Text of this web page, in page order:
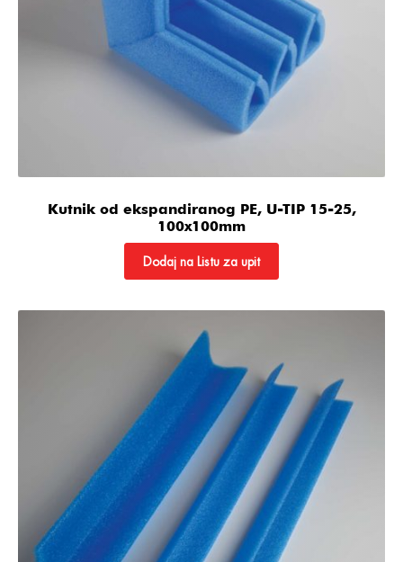
Kutnik od ekspandiranog PE, U-TIP 15-25,
100x100mm
Dodaj na Listu za upit